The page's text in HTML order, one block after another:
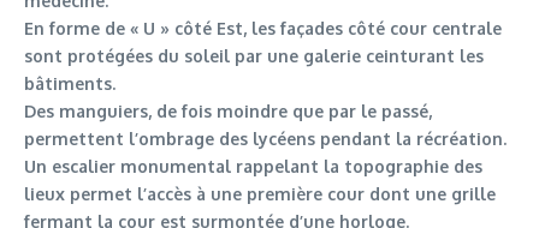
En forme de « U » côté Est, les façades côté cour centrale
sont protégées du soleil par une galerie ceinturant les
bâtiments.
Des manguiers, de fois moindre que par le passé,
permettent l’ombrage des lycéens pendant la récréation.
Un escalier monumental rappelant la topographie des
lieux permet l’accès à une première cour dont une grille
fermant la cour est surmontée d’une horloge.